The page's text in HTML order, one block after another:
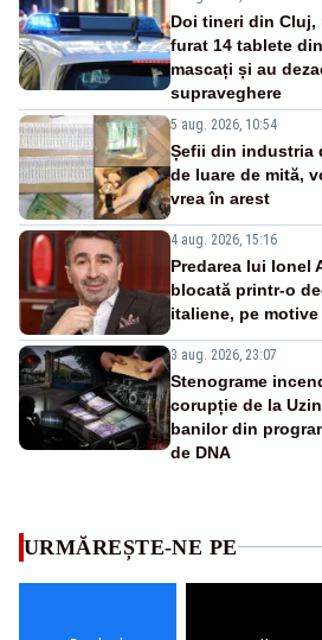
Doi tineri din
furat 14 tablete
mascați și au
supraveghere
5 aug. 2026, 10:54
Șefii din industria
de luare de mită,
vrea în arest
4 aug. 2026, 15:16
Predarea lui Ionel
blocată printr-o
italiene, pe
3 aug. 2026, 23:07
Stenograme
corupție de la
banilor din
de DNA
URMĂREȘTE-NE PE